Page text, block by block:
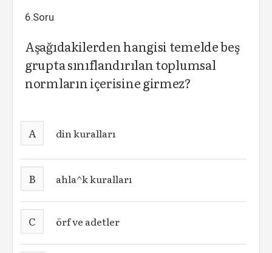
6.Soru
Aşağıdakilerden hangisi temelde beş
grupta sınıflandırılan toplumsal
normların içerisine girmez?
A din kuralları
B ahla^k kuralları
C örf ve adetler